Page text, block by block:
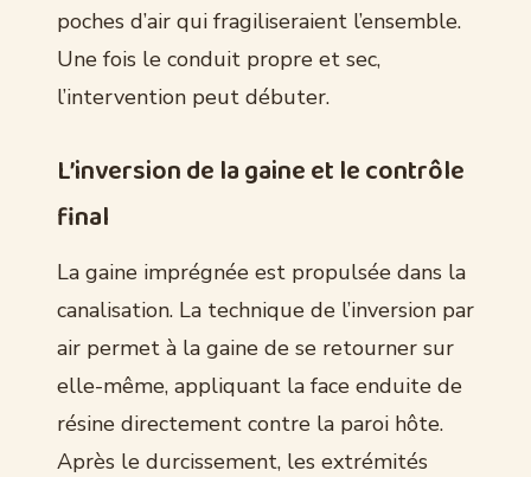
poches d’air qui fragiliseraient l’ensemble.
Une fois le conduit propre et sec,
l’intervention peut débuter.
L’inversion de la gaine et le contrôle
final
La gaine imprégnée est propulsée dans la
canalisation. La technique de l’inversion par
air permet à la gaine de se retourner sur
elle-même, appliquant la face enduite de
résine directement contre la paroi hôte.
Après le durcissement, les extrémités